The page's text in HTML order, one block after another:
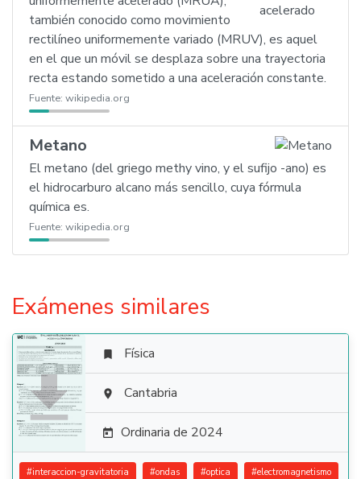
también conocido como movimiento
rectilíneo uniformemente variado (MRUV), es aquel
en el que un móvil se desplaza sobre una trayectoria
recta estando sometido a una aceleración constante.
Fuente: wikipedia.org
Metano
El metano (del griego methy vino, y el sufijo -ano) es
el hidrocarburo alcano más sencillo, cuya fórmula
química es.
Fuente: wikipedia.org
Exámenes similares

 Física
 Cantabria
 Ordinaria de 2024
#interaccion-gravitatoria #ondas #optica #electromagnetismo